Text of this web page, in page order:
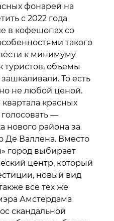
фонарей на
с 2022 года
в кофешопах со
такого
к минимуму
туристов, объемы
То есть
не любой ценой.
красных
—
нового района за
Валлена. Вместо
город выбирает
центр, который
новый вид
все тех же
Амстердама
скандальной